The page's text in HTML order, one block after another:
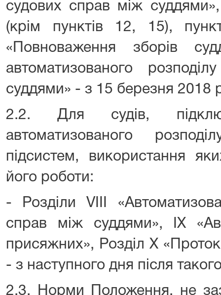
судових справ між
(крім пунктів 12, 15),
«Повноваження зборів
автоматизованого
суддями» - з 15 березня 2018
2.2. Для судів,
автоматизованого
підсистем, використання
його роботи:
- Розділи VIIІ
справ між суддями», ІХ
присяжних», Розділ Х
- з наступного дня після
2.3. Норми Положення, не